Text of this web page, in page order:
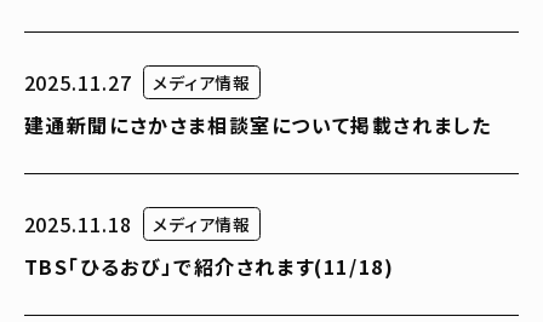
2025.11.27 メディア情報
建通新聞にさかさま相談室について掲載されました
2025.11.18 メディア情報
TBS「ひるおび」で紹介されます(11/18)